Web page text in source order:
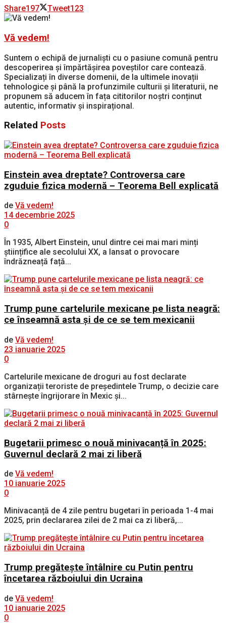
Share197 Tweet123
Vă vedem!
Suntem o echipă de jurnaliști cu o pasiune comună pentru
descoperirea și împărtășirea poveștilor care contează.
Specializați în diverse domenii, de la ultimele inovații
tehnologice și până la profunzimile culturii și literaturii, ne
propunem să aducem în fața cititorilor noștri conținut
autentic, informativ și inspirațional.
Related Posts
Einstein avea dreptate? Controversa care
zguduie fizica modernă – Teorema Bell explicată
de Vă vedem!
14 decembrie 2025
0
În 1935, Albert Einstein, unul dintre cei mai mari minți
științifice ale secolului XX, a lansat o provocare
îndrăzneață față...
Trump pune cartelurile mexicane pe lista neagră:
ce înseamnă asta și de ce se tem mexicanii
de Vă vedem!
23 ianuarie 2025
0
Cartelurile mexicane de droguri au fost declarate
organizații teroriste de președintele Trump, o decizie care
stârnește îngrijorare în Mexic și...
Bugetarii primesc o nouă minivacanță în 2025:
Guvernul declară 2 mai zi liberă
de Vă vedem!
10 ianuarie 2025
0
Minivacanță de 4 zile pentru bugetari în perioada 1-4 mai
2025, prin declararea zilei de 2 mai ca zi liberă,...
Trump pregătește întâlnire cu Putin pentru
încetarea războiului din Ucraina
de Vă vedem!
10 ianuarie 2025
0